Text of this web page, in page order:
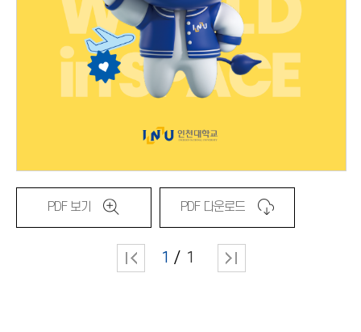
PDF 보기 PDF 다운로드
1 1